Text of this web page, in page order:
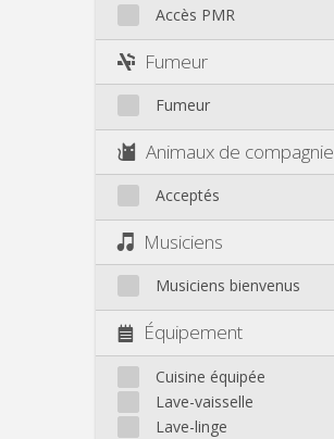
Accès PMR
Fumeur
Fumeur
Animaux de compagnie
Acceptés
Musiciens
Musiciens bienvenus
Équipement
Cuisine équipée
Lave-vaisselle
Lave-linge